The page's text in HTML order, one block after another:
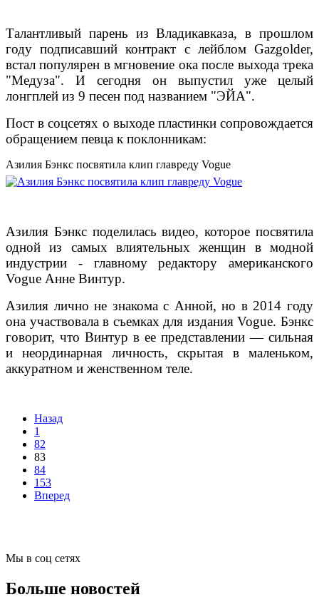
Талантливый парень из Владикавказа, в прошлом
году подписавший контракт с лейблом Gazgolder,
встал популярен в мгновение ока после выхода трека
"Медуза". И сегодня он выпустил уже целый
лонгплей из 9 песен под названием "ЭЙА".
Пост в соцсетях о выходе пластинки сопровождается
обращением певца к поклонникам:
Азилия Бэнкс посвятила клип главреду Vogue
Азилия Бэнкс поделилась видео, которое посвятила
одной из самых влиятельных женщин в модной
индустрии - главному редактору американского
Vogue Анне Винтур.
Азилия лично не знакома с Анной, но в 2014 году
она участвовала в съемках для издания Vogue. Бэнкс
говорит, что Винтур в ее представлении — сильная
и неординарная личность, скрытая в маленьком,
аккуратном и женственном теле.
Назад
1
82
83
84
153
Вперед
Мы в соц сетях
Больше новостей